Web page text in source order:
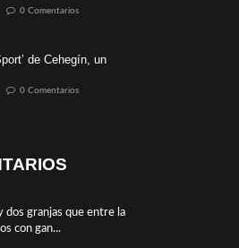
0 Comentarios
de Cehegín, un
0 Comentarios
dos granjas que entre la
con gan...